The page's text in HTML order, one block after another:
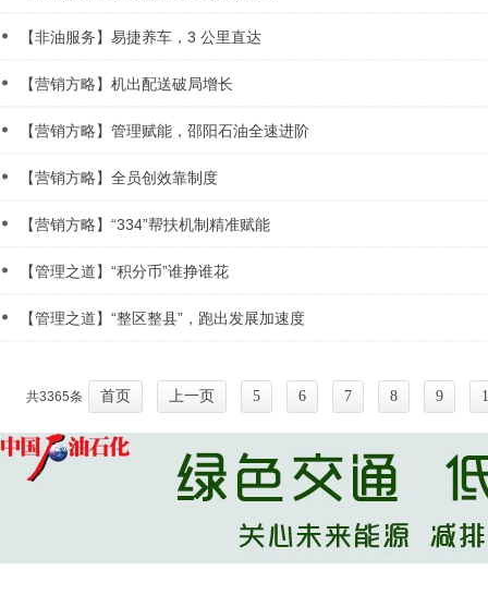
【非油服务】易捷养车，3 公里直达
【营销方略】机出配送破局增长
【营销方略】管理赋能，邵阳石油全速进阶
【营销方略】全员创效靠制度
【营销方略】“334”帮扶机制精准赋能
【管理之道】“积分币”谁挣谁花
【管理之道】“整区整县”，跑出发展加速度
共3365条 首页 上一页 5 6 7 8 9